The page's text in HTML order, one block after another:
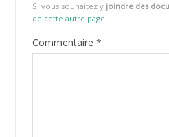
Si vous souhaitez y joindre des
de cette autre page
Commentaire *